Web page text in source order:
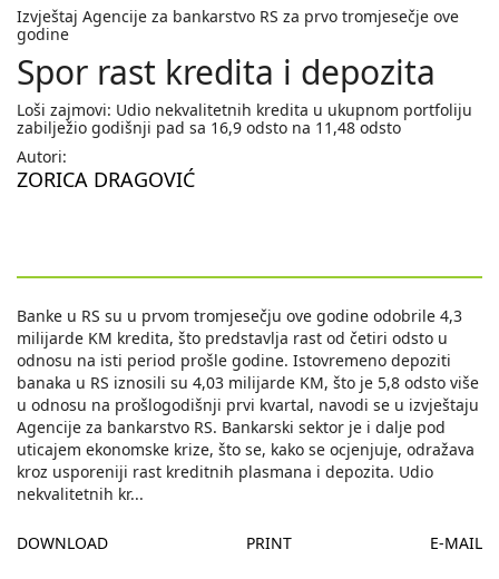
Izvještaj Agencije za bankarstvo RS za prvo tromjesečje ove
godine
Spor rast kredita i depozita
Loši zajmovi: Udio nekvalitetnih kredita u ukupnom portfoliju
zabilježio godišnji pad sa 16,9 odsto na 11,48 odsto
Autori:
ZORICA DRAGOVIĆ
Banke u RS su u prvom tromjesečju ove godine odobrile 4,3
milijarde KM kredita, što predstavlja rast od četiri odsto u
odnosu na isti period prošle godine. Istovremeno depoziti
banaka u RS iznosili su 4,03 milijarde KM, što je 5,8 odsto više
u odnosu na prošlogodišnji prvi kvartal, navodi se u izvještaju
Agencije za bankarstvo RS. Bankarski sektor je i dalje pod
uticajem ekonomske krize, što se, kako se ocjenjuje, odražava
kroz usporeniji rast kreditnih plasmana i depozita. Udio
nekvalitetnih kr...
DOWNLOAD PRINT E-MAIL